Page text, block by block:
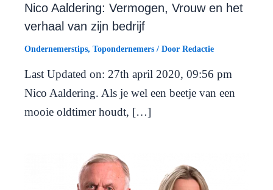
Nico Aaldering: Vermogen, Vrouw en het
verhaal van zijn bedrijf
Ondernemerstips, Topondernemers / Door Redactie
Last Updated on: 27th april 2020, 09:56 pm
Nico Aaldering. Als je wel een beetje van een
mooie oldtimer houdt, […]